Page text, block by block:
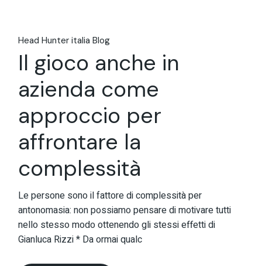
Head Hunter italia Blog
Il gioco anche in
azienda come
approccio per
affrontare la
complessità
Le persone sono il fattore di complessità per
antonomasia: non possiamo pensare di motivare tutti
nello stesso modo ottenendo gli stessi effetti di
Gianluca Rizzi * Da ormai qualc